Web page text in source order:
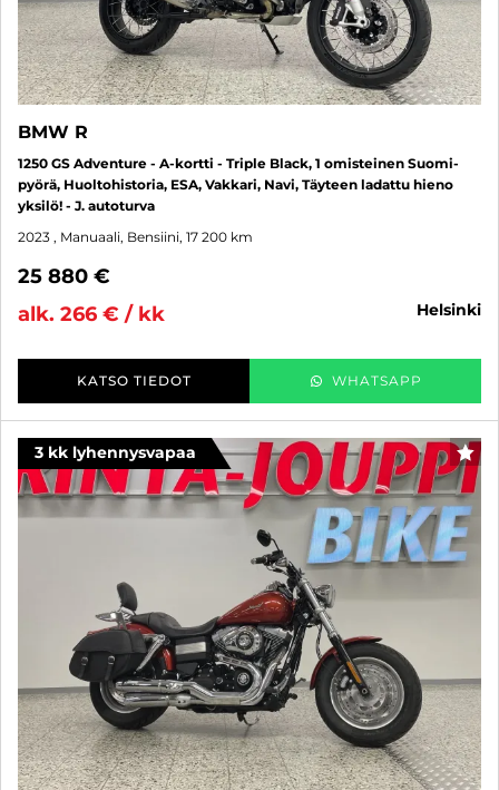
BMW R
1250 GS Adventure - A-kortti - Triple Black, 1 omisteinen Suomi-
pyörä, Huoltohistoria, ESA, Vakkari, Navi, Täyteen ladattu hieno
yksilö! - J. autoturva
2023 , Manuaali, Bensiini, 17 200 km
25 880 €
alk. 266 € / kk
helsinki
KATSO TIEDOT WHATSAPP
3 kk lyhennysvapaa